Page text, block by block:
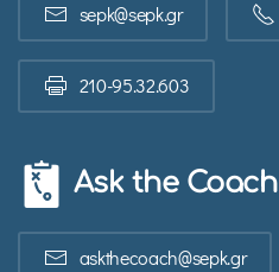
sepk@sepk.gr
210-95.32.603
Ask the Coach
askthecoach@sepk.gr